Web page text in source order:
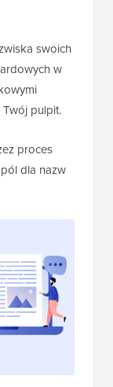
swoich
w
pulpit.
proces
dla nazw